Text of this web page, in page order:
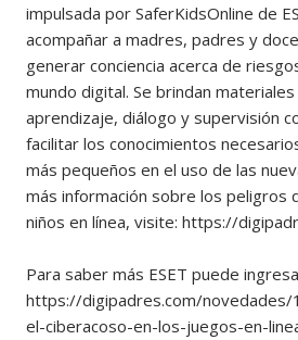
impulsada por SaferKidsOnline de
acompañar a madres, padres y
generar conciencia acerca de
mundo digital. Se brindan
aprendizaje, diálogo y supervisión
facilitar los conocimientos
más pequeños en el uso de las
más información sobre los peligros
niños en línea, visite: https://
Para saber más ESET puede
https://digipadres.com/
el-ciberacoso-en-los-juegos-en-